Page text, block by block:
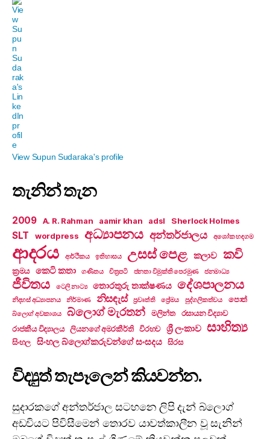
View Supun Sudaraka's profile
තැනින් තැන
2009 A. R. Rahman aamir khan adsl Sherlock Holmes
SLT wordpress අධ්‍යාපනය අන්තර්ජාලය අශෝක හඳගම
ආදරය ආර්ථිකය ඉතිහාසය උසස් පෙළ කලාව කවි
ක්‍රමය කෙටි කතා ගණිතය චිත්‍රපටි ජනතා විමුක්ති පෙරමුණ ජනමාධ්‍ය
ජීවිතය ටෙලි නාට්‍ය තොරතුරු තාක්ෂණය දේශපාලනය
නිදහස් අධ්‍යාපනය නිර්මාණ නිසඳැස් ප්‍රවෘත්ති ප්‍රේමය පුද්ගලිකත්වය පොත්
බ්ලොග් අවකාශය බ්ලොග් මැරතන් මලින්ත
රසායන විද්‍යාව
රාජකීය විද්‍යාලය
ලියනගේ අමරකීර්ති විරහව ශ්‍රී ලංකාව සාහිත්‍ය
සිංහල සිංහල බ්ලොග්කරුවන්ගේ සංසදය සිරස
විද්‍යුත් තැපෑලෙන් කියවන්න.
සුදාරකගේ අන්තර්ජාල සටහනෙ ලිපි දැන් බ්ලොග්
අඩවියට පිවිසීමෙන් තොරව යාවත්කාලීන වූ සැනින්